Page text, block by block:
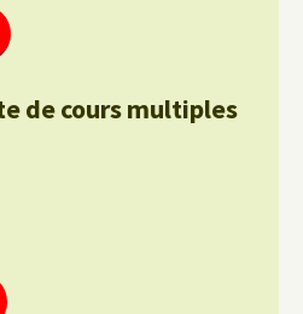
de cours multiples